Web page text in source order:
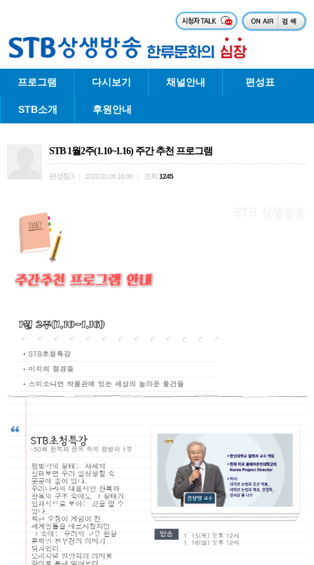
프로그램 다시보기 채널안내 편성표
STB소개 후원안내
STB 1월2주(1.10~1.16) 주간 추천 프로그램
편성팀3 2022.01.06 16:08 조회 1245